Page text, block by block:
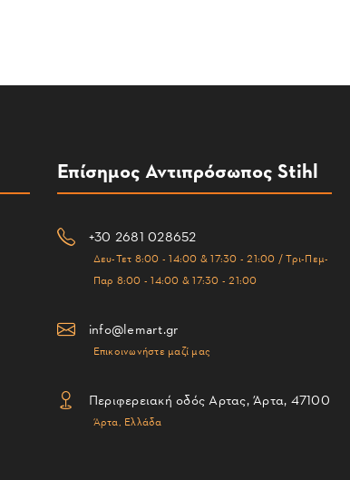
Επίσημος Αντιπρόσωπος Stihl
+30 2681 028652
Δευ-Τετ 8:00 - 14:00 & 17:30 - 21:00 / Τρι-Πεμ-
Παρ 8:00 - 14:00 & 17:30 - 21:00
info@lemart.gr
Επικοινωνήστε μαζί μας
Περιφερειακή οδός Αρτας, Άρτα, 47100
Άρτα, Ελλάδα